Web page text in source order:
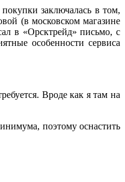
заключалась в том,
(в московском магазине
в «Орсктрейд» письмо, с
особенности сервиса
Вроде как я там на
поэтому оснастить